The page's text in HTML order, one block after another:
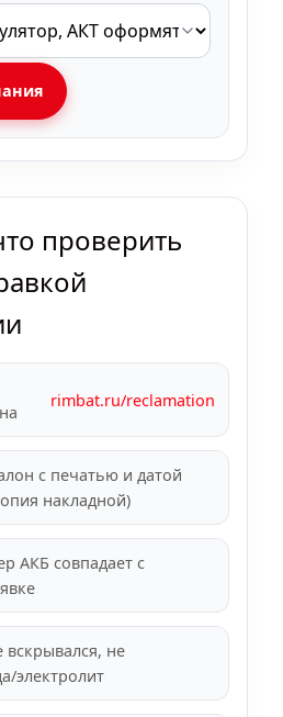
проверить
rimbat.ru/reclamation
с печатью и датой
накладной)
АКБ совпадает с
вскрывался, не
электролит